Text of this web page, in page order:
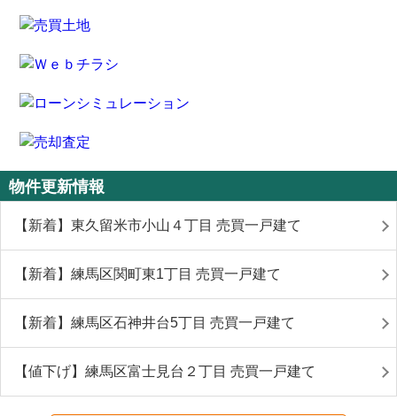
物件更新情報
【新着】東久留米市小山４丁目 売買一戸建て
【新着】練馬区関町東1丁目 売買一戸建て
【新着】練馬区石神井台5丁目 売買一戸建て
【値下げ】練馬区富士見台２丁目 売買一戸建て